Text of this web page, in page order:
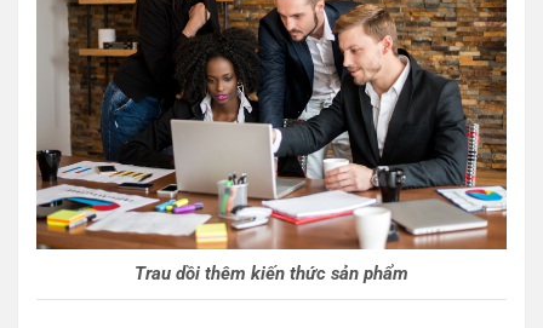
Trau dồi thêm kiến thức sản phẩm